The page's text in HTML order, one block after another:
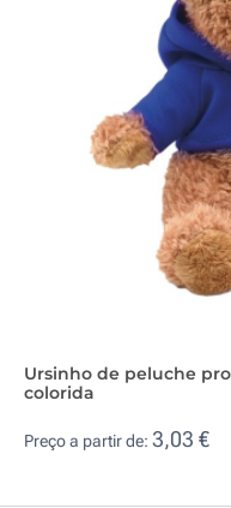
Ursinho de peluche
colorida
Preço a partir de: 3,03 €